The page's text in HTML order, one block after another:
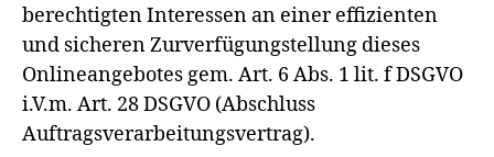
berechtigten Interessen an einer effizienten
und sicheren Zurverfügungstellung dieses
Onlineangebotes gem. Art. 6 Abs. 1 lit. f DSGVO
i.V.m. Art. 28 DSGVO (Abschluss
Auftragsverarbeitungsvertrag).